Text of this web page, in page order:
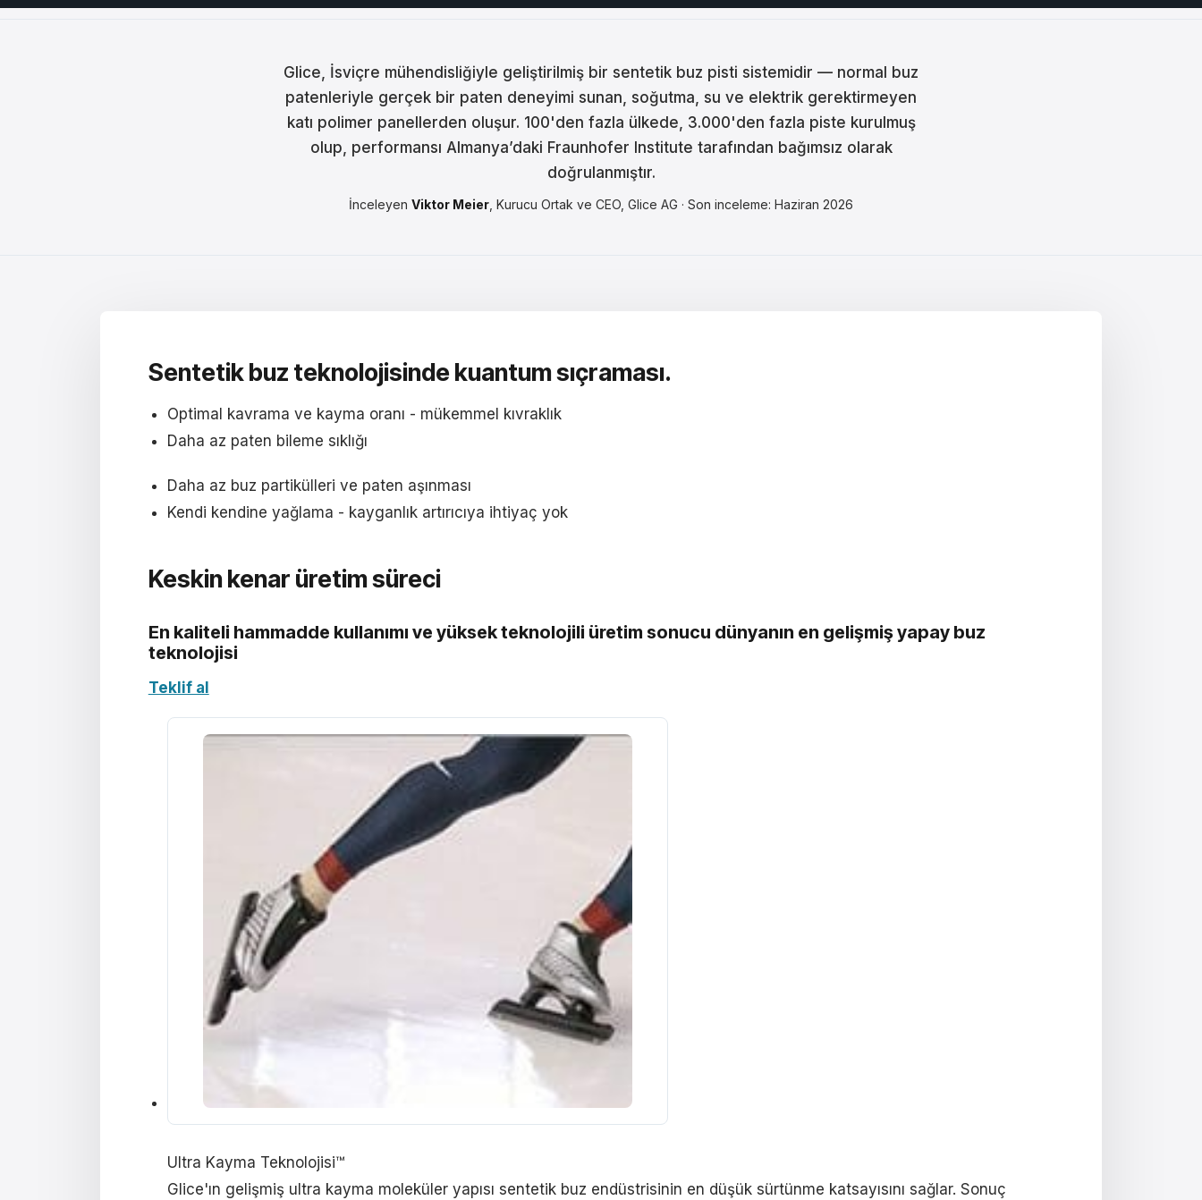
한국어
Русский
Slovenčina
العربية
Glice, İsviçre mühendisliğiyle geliştirilmiş bir sentetik buz pisti sistemidir — normal buz
patenleriyle gerçek bir paten deneyimi sunan, soğutma, su ve elektrik gerektirmeyen
katı polimer panellerden oluşur. 100'den fazla ülkede, 3.000'den fazla piste kurulmuş
olup, performansı Almanya’daki Fraunhofer Institute tarafından bağımsız olarak
doğrulanmıştır.
İnceleyen Viktor Meier , Kurucu Ortak ve CEO, Glice AG · Son inceleme: Haziran 2026
Sentetik buz teknolojisindekuantum sıçraması.
Optimal kavrama ve kayma oranı - mükemmel kıvraklık
Daha az paten bileme sıklığı
Daha az buz partikülleri ve paten aşınması
Kendi kendine yağlama - kayganlık artırıcıya ihtiyaç yok
Keskin kenar üretim süreci
En kaliteli hammadde kullanımı ve yüksek teknolojili üretim sonucu dünyanın en gelişmiş yapay buz
teknolojisi
Teklif al
Ultra Kayma Teknolojisi™
Glice'ın gelişmiş ultra kayma moleküler yapısı sentetik buz endüstrisinin en düşük sürtünme katsayısını sağlar. Sonuç